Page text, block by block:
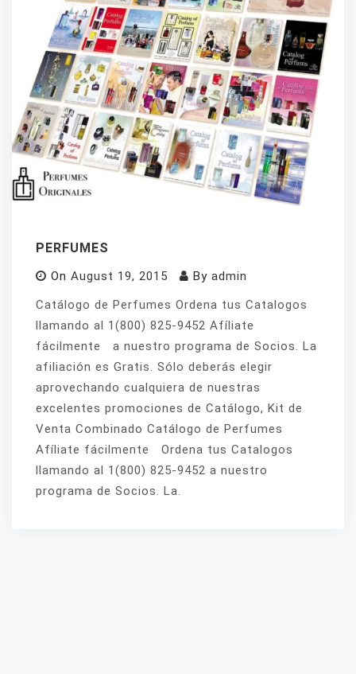
PERFUMES
On August 19, 2015 By admin
Catálogo de Perfumes Ordena tus Catalogos
llamando al 1(800) 825-9452 Afíliate
fácilmente a nuestro programa de Socios. La
afiliación es Gratis. Sólo deberás elegir
aprovechando cualquiera de nuestras
excelentes promociones de Catálogo, Kit de
Venta Combinado Catálogo de Perfumes
Afíliate fácilmente Ordena tus Catalogos
llamando al 1(800) 825-9452 a nuestro
programa de Socios. La.